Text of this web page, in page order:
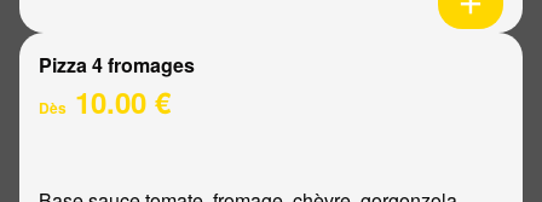
Pizza 4 fromages
Dès 10.00 €